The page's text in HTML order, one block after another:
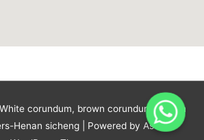
White corundum, brown corundum. Silicon
Henan sicheng | Powered by Astra